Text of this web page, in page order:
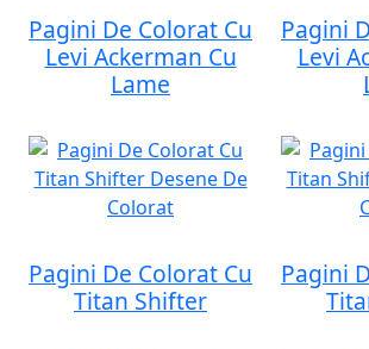
Pagini De Colorat Cu
Levi Ackerman Cu
Lame
Pagini
Levi
Pagini De Colorat Cu
Titan Shifter
Pagini